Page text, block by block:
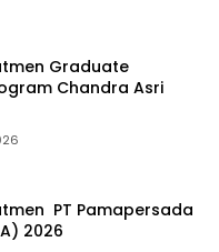
Graduate
Chandra Asri
PT Pamapersada
2026